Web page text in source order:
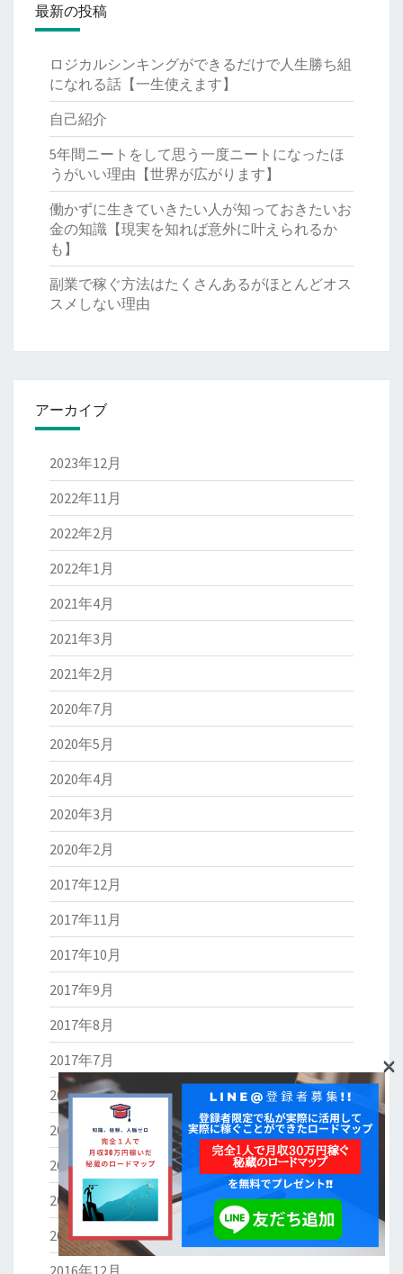
最新の投稿
ロジカルシンキングができるだけで人生勝ち組
になれる話【一生使えます】
自己紹介
5年間ニートをして思う一度ニートになったほ
うがいい理由【世界が広がります】
働かずに生きていきたい人が知っておきたいお
金の知識【現実を知れば意外に叶えられるか
も】
副業で稼ぐ方法はたくさんあるがほとんどオス
スメしない理由
アーカイブ
2023年12月
2022年11月
2022年2月
2022年1月
2021年4月
2021年3月
2021年2月
2020年7月
2020年5月
2020年4月
2020年3月
2020年2月
2017年12月
2017年11月
2017年10月
2017年9月
2017年8月
2017年7月
2017年6月
2017年5月
2017年4月
2017年3月
2017年2月
2016年12月
×